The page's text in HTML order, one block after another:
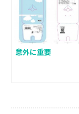
意外に重要